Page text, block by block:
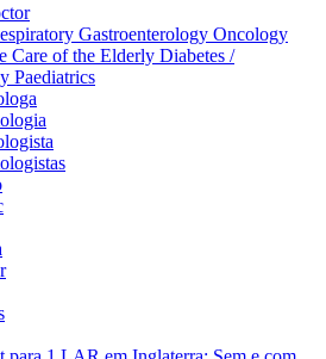
Gastroenterology Oncology
Care of the Elderly Diabetes /
Paediatrics